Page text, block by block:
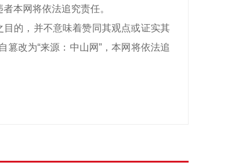
本网将依法追究责任。
目的，并不意味着赞同其观点或证实其
改为“来源：中山网”，本网将依法追